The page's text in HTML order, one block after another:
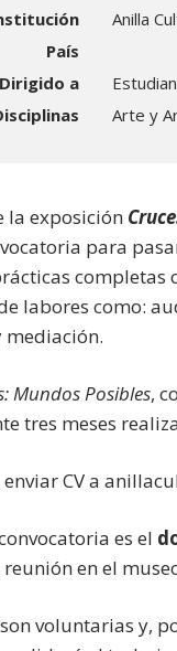
Anilla
País
Dirigido a
Arte y
la exposición
para
completas
labores como:
mediación.
Mundos Posibles,
tres meses
CV a
es el
en el
voluntarias y,